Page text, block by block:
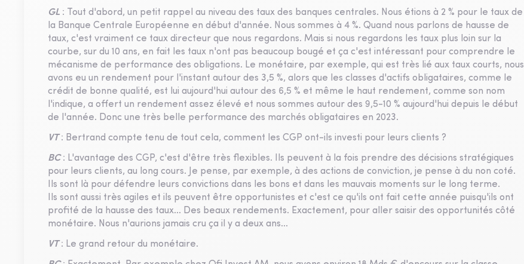
GL : Tout d'abord, un petit rappel au niveau des taux des banques centrales. Nous étions à 2 % pour le taux de
la Banque Centrale Européenne en début d'année. Nous sommes à 4 %. Quand nous parlons de hausse de
taux, c'est vraiment ce taux directeur que nous regardons. Mais si nous regardons les taux plus loin sur la
courbe, sur du 10 ans, en fait les taux n'ont pas beaucoup bougé et ça c'est intéressant pour comprendre le
mécanisme de performance des obligations. Le monétaire, par exemple, qui est très lié aux taux courts, nous
avons eu un rendement pour l'instant autour des 3,5 %, alors que les classes d'actifs obligataires, comme le
crédit de bonne qualité, est lui aujourd'hui autour des 6,5 % et même le haut rendement, comme son nom
l'indique, a offert un rendement assez élevé et nous sommes autour des 9,5-10 % aujourd'hui depuis le début
de l'année. Donc une très belle performance des marchés obligataires en 2023.
VT: Bertrand compte tenu de tout cela, comment les CGP ont-ils investi pour leurs clients ?
BC: L'avantage des CGP, c'est d'être très flexibles. Ils peuvent à la fois prendre des décisions stratégiques
pour leurs clients, au long cours. Je pense, par exemple, à des actions de conviction, je pense à du non coté.
Ils sont là pour défendre leurs convictions dans les bons et dans les mauvais moments sur le long terme.
Ils sont aussi très agiles et ils peuvent être opportunistes et c'est ce qu'ils ont fait cette année puisqu'ils ont
profité de la hausse des taux... Des beaux rendements. Exactement, pour aller saisir des opportunités côté
monétaire. Nous n'aurions jamais cru ça il y a deux ans...
VT: Le grand retour du monétaire.